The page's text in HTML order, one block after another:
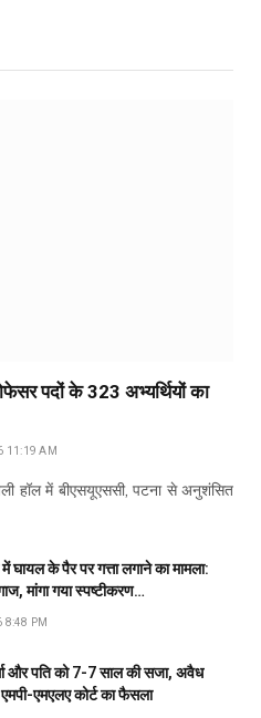
पदों के 323 अभ्यर्थियों का
11:19 AM
हॉल में बीएसयूएससी, पटना से अनुशंसित
घायल के पैर पर गत्ता लगाने का मामला:
मांगा गया स्पष्टीकरण…
8:48 PM
और पति को 7-7 साल की सजा, अवैध
एमएलए कोर्ट का फैसला